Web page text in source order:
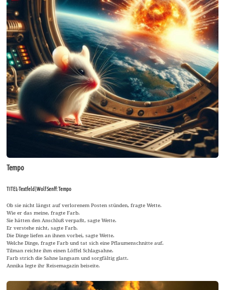
Tempo
TITEL-Textfeld | Wolf Senff: Tempo
Ob sie nicht längst auf verlorenem Posten stünden, fragte Wette.
Wie er das meine, fragte Farb.
Sie hätten den Anschluß verpaßt, sagte Wette.
Er verstehe nicht, sagte Farb.
Die Dinge liefen an ihnen vorbei, sagte Wette.
Welche Dinge, fragte Farb und tat sich eine Pflaumenschnitte auf.
Tilman reichte ihm einen Löffel Schlagsahne.
Farb strich die Sahne langsam und sorgfältig glatt.
Annika legte ihr Reisemagazin beiseite.